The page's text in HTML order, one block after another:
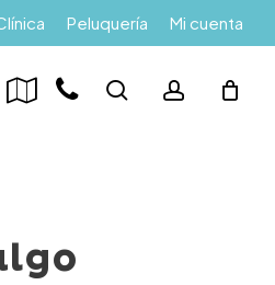
Peluquería Mi cuenta
search account
Menu